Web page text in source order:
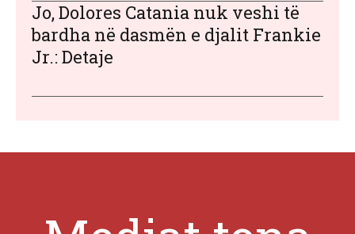
Jo, Dolores Catania nuk veshi të
bardha në dasmën e djalit Frankie
Jr.: Detaje